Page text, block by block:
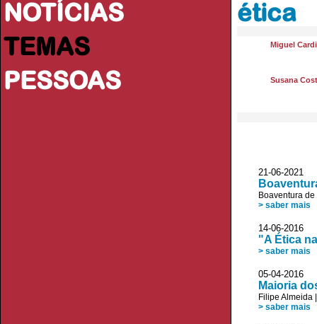
NOTÍCIAS
TEMAS
PESSOAS
ética
Miguel
Susana
21-06-
Boaventura
> saber mais
14-06-
"A Ética
> saber mais
05-04-
Maioria
Filipe Almeida
> saber mais